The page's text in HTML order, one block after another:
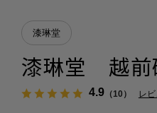
漆琳堂
漆琳堂 越
4.9（10） レ